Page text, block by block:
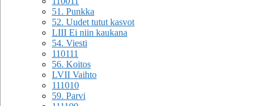
51. Punkka
52. Uudet tutut kasvot
LIII Ei niin kaukana
54. Viesti
110111
56. Koitos
LVII Vaihto
111010
59. Parvi